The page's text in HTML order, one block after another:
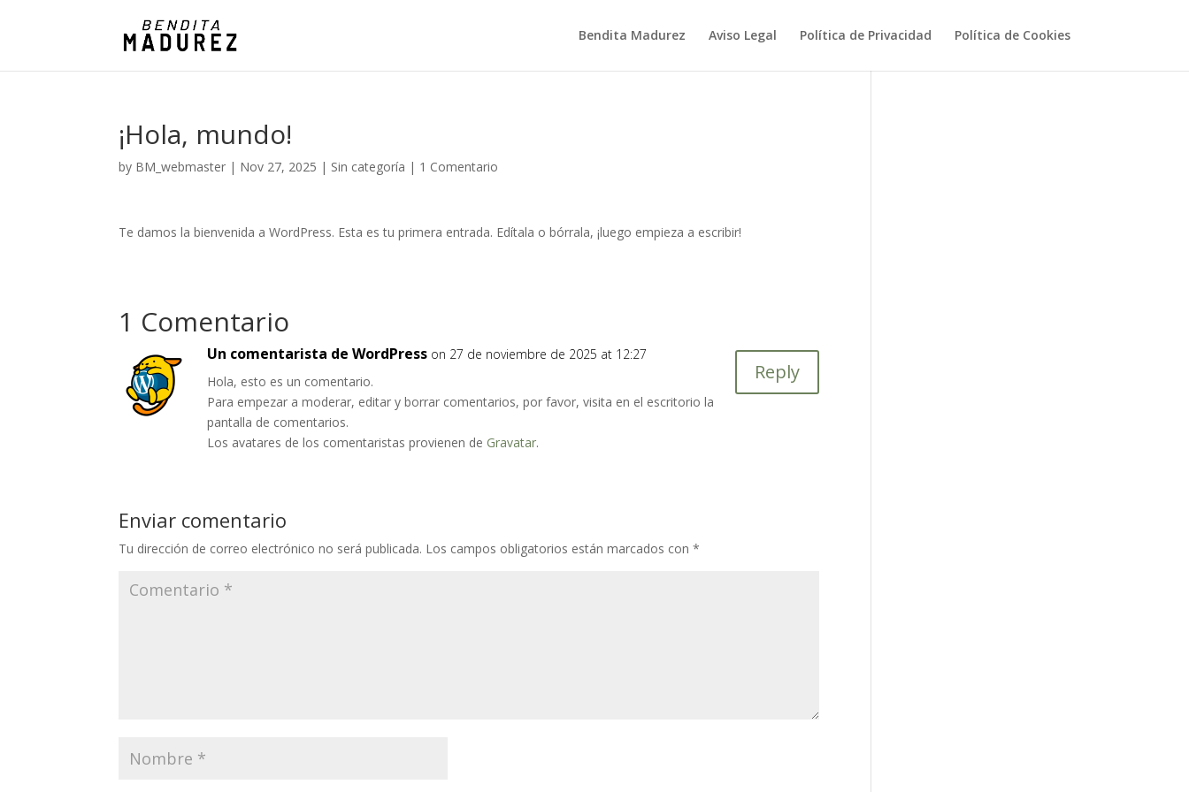
Bendita Madurez Aviso Legal Política de Privacidad Política de Cookies
¡Hola, mundo!
by BM_webmaster | Nov 27, 2025 | Sin categoría | 1 Comentario
Te damos la bienvenida a WordPress. Esta es tu primera entrada. Edítala o bórrala, ¡luego empieza a escribir!
1 Comentario
Un comentarista de WordPress on 27 de noviembre de 2025 at 12:27
Hola, esto es un comentario.
Para empezar a moderar, editar y borrar comentarios, por favor, visita en el escritorio la
pantalla de comentarios.
Los avatares de los comentaristas provienen de Gravatar.
Reply
Enviar comentario
Tu dirección de correo electrónico no será publicada. Los campos obligatorios están marcados con*